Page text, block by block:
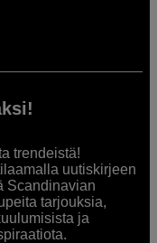
trendeistä!
uutiskirjeen
Scandinavian
tarjouksia,
ja